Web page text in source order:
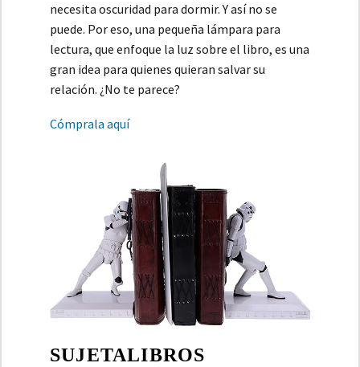
necesita oscuridad para dormir. Y así no se
puede. Por eso, una pequeña lámpara para
lectura, que enfoque la luz sobre el libro, es una
gran idea para quienes quieran salvar su
relación. ¿No te parece?
Cómprala aquí
SUJETALIBROS